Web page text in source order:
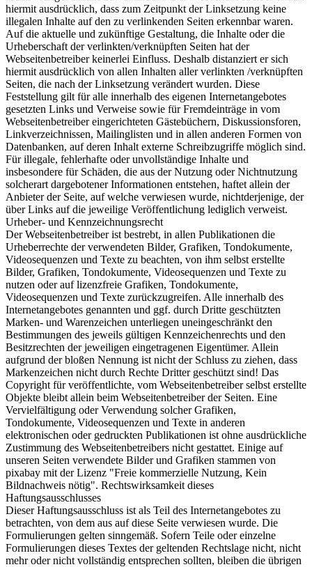
hiermit ausdrücklich, dass zum Zeitpunkt der Linksetzung keine
illegalen Inhalte auf den zu verlinkenden Seiten erkennbar waren.
Auf die aktuelle und zukünftige Gestaltung, die Inhalte oder die
Urheberschaft der verlinkten/verknüpften Seiten hat der
Webseitenbetreiber keinerlei Einfluss. Deshalb distanziert er sich
hiermit ausdrücklich von allen Inhalten aller verlinkten /verknüpften
Seiten, die nach der Linksetzung verändert wurden. Diese
Feststellung gilt für alle innerhalb des eigenen Internetangebotes
gesetzten Links und Verweise sowie für Fremdeinträge in vom
Webseitenbetreiber eingerichteten Gästebüchern, Diskussionsforen,
Linkverzeichnissen, Mailinglisten und in allen anderen Formen von
Datenbanken, auf deren Inhalt externe Schreibzugriffe möglich sind.
Für illegale, fehlerhafte oder unvollständige Inhalte und
insbesondere für Schäden, die aus der Nutzung oder Nichtnutzung
solcherart dargebotener Informationen entstehen, haftet allein der
Anbieter der Seite, auf welche verwiesen wurde, nichtderjenige, der
über Links auf die jeweilige Veröffentlichung lediglich verweist.
Urheber- und Kennzeichnungsrecht
Der Webseitenbetreiber ist bestrebt, in allen Publikationen die
Urheberrechte der verwendeten Bilder, Grafiken, Tondokumente,
Videosequenzen und Texte zu beachten, von ihm selbst erstellte
Bilder, Grafiken, Tondokumente, Videosequenzen und Texte zu
nutzen oder auf lizenzfreie Grafiken, Tondokumente,
Videosequenzen und Texte zurückzugreifen. Alle innerhalb des
Internetangebotes genannten und ggf. durch Dritte geschützten
Marken- und Warenzeichen unterliegen uneingeschränkt den
Bestimmungen des jeweils gültigen Kennzeichenrechts und den
Besitzrechten der jeweiligen eingetragenen Eigentümer. Allein
aufgrund der bloßen Nennung ist nicht der Schluss zu ziehen, dass
Markenzeichen nicht durch Rechte Dritter geschützt sind! Das
Copyright für veröffentlichte, vom Webseitenbetreiber selbst erstellte
Objekte bleibt allein beim Webseitenbetreiber der Seiten. Eine
Vervielfältigung oder Verwendung solcher Grafiken,
Tondokumente, Videosequenzen und Texte in anderen
elektronischen oder gedruckten Publikationen ist ohne ausdrückliche
Zustimmung des Webseitenbetreibers nicht gestattet. Einige auf
unseren Seiten verwendete Bilder und Grafiken stammen von
pixabay mit der Lizenz "Freie kommerzielle Nutzung, Kein
Bildnachweis nötig". Rechtswirksamkeit dieses
Haftungsausschlusses
Dieser Haftungsausschluss ist als Teil des Internetangebotes zu
betrachten, von dem aus auf diese Seite verwiesen wurde. Die
Formulierungen gelten sinngemäß. Sofern Teile oder einzelne
Formulierungen dieses Textes der geltenden Rechtslage nicht, nicht
mehr oder nicht vollständig entsprechen sollten, bleiben die übrigen